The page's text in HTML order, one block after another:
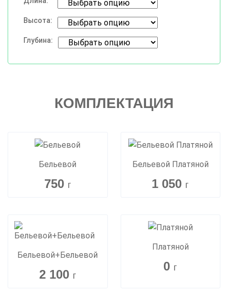
Высота:
Глубина:
КОМПЛЕКТАЦИЯ
Бельевой
750 г
Бельевой Платяной
1 050 г
Бельевой+Бельевой
2 100 г
Платяной
0 г